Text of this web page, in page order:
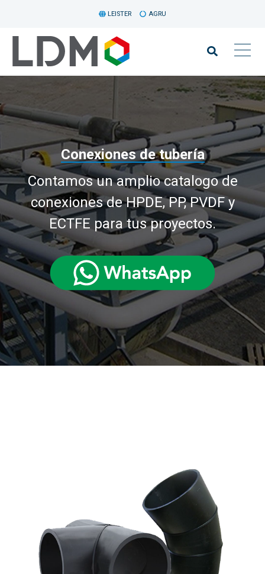
LEISTER AGRU
Conexiones de tubería
Contamos un amplio catalogo de
conexiones de HPDE, PP, PVDF y
ECTFE para tus proyectos.